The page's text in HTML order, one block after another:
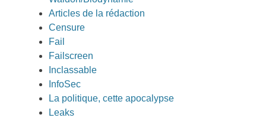
Articles de la rédaction
Censure
Fail
Failscreen
Inclassable
InfoSec
La politique, cette apocalypse
Leaks